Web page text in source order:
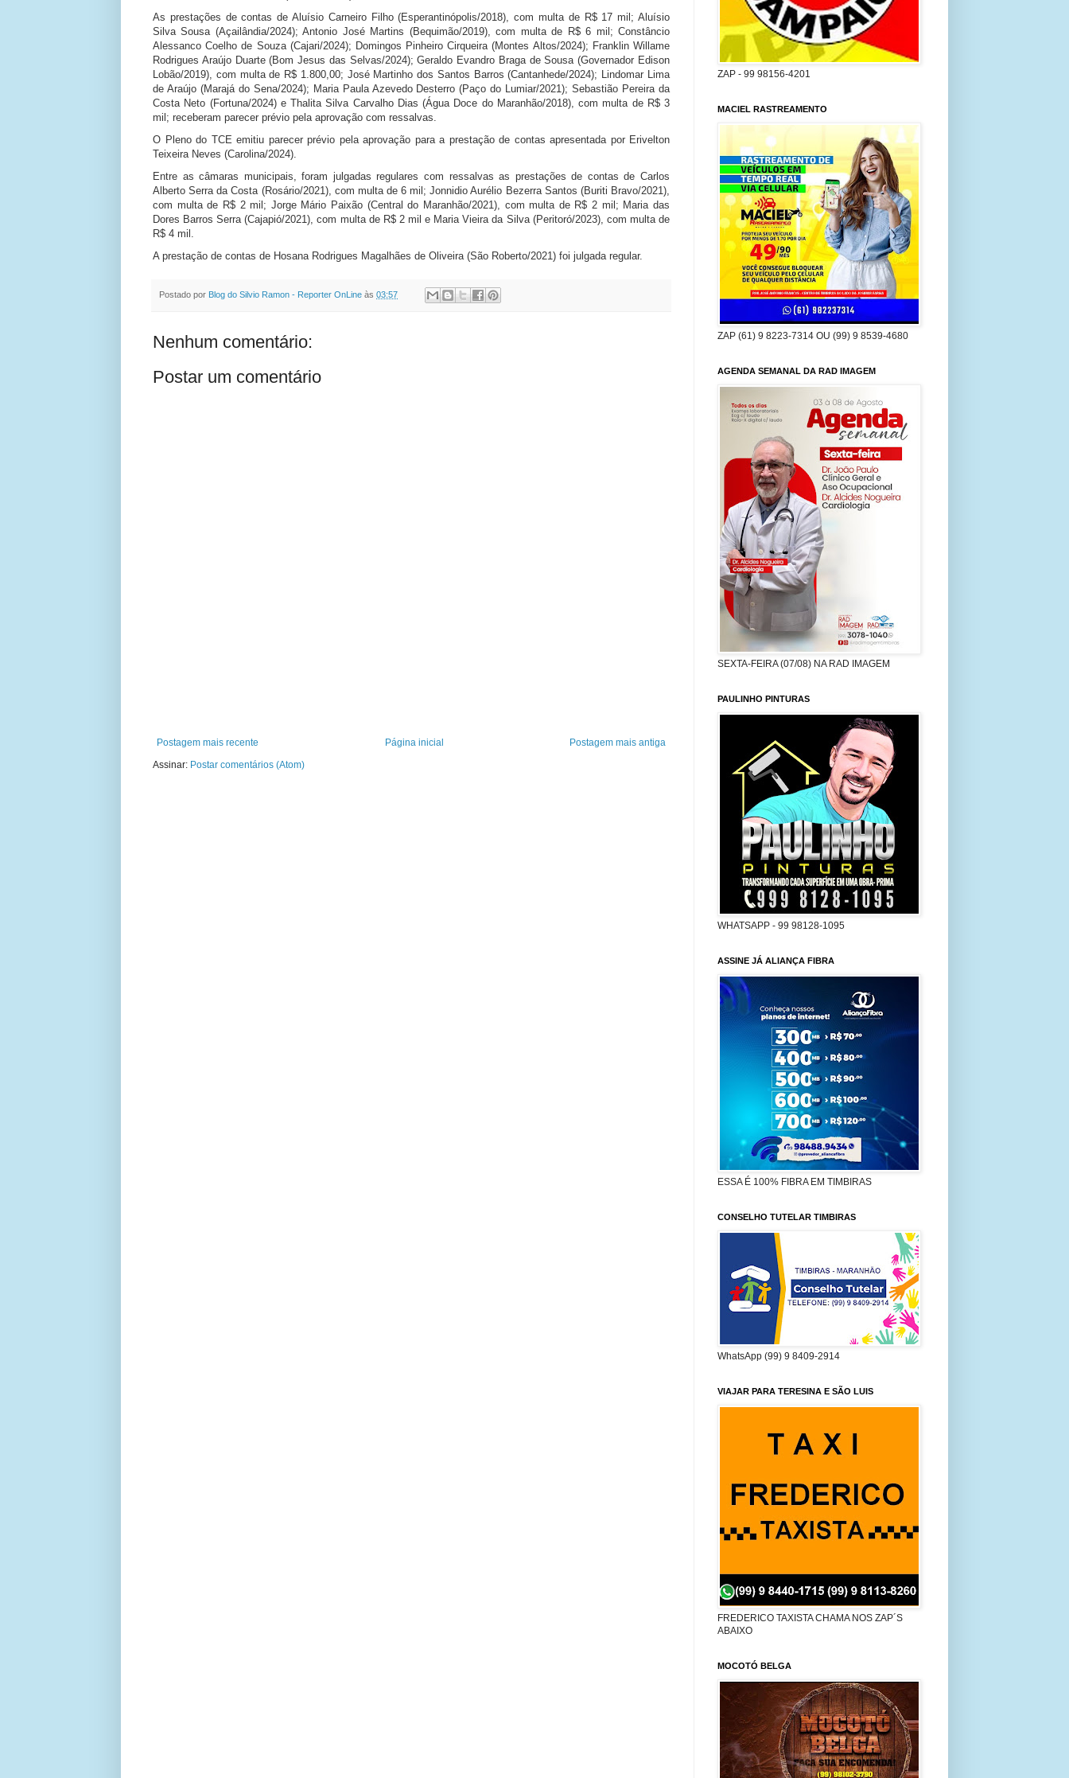
As prestações de contas de Aluísio Carneiro Filho (Esperantinópolis/2018), com multa de R$ 17 mil; Aluísio
Silva Sousa (Açailândia/2024); Antonio José Martins (Bequimão/2019), com multa de R$ 6 mil; Constâncio
Alessanco Coelho de Souza (Cajari/2024); Domingos Pinheiro Cirqueira (Montes Altos/2024); Franklin Willame
Rodrigues Araújo Duarte (Bom Jesus das Selvas/2024); Geraldo Evandro Braga de Sousa (Governador Edison
Lobão/2019), com multa de R$ 1.800,00; José Martinho dos Santos Barros (Cantanhede/2024); Lindomar Lima
de Araújo (Marajá do Sena/2024); Maria Paula Azevedo Desterro (Paço do Lumiar/2021); Sebastião Pereira da
Costa Neto (Fortuna/2024) e Thalita Silva Carvalho Dias (Água Doce do Maranhão/2018), com multa de R$ 3
mil; receberam parecer prévio pela aprovação com ressalvas.
O Pleno do TCE emitiu parecer prévio pela aprovação para a prestação de contas apresentada por Erivelton
Teixeira Neves (Carolina/2024).
Entre as câmaras municipais, foram julgadas regulares com ressalvas as prestações de contas de Carlos
Alberto Serra da Costa (Rosário/2021), com multa de 6 mil; Jonnidio Aurélio Bezerra Santos (Buriti Bravo/2021),
com multa de R$ 2 mil; Jorge Mário Paixão (Central do Maranhão/2021), com multa de R$ 2 mil; Maria das
Dores Barros Serra (Cajapió/2021), com multa de R$ 2 mil e Maria Vieira da Silva (Peritoró/2023), com multa de
R$ 4 mil.
A prestação de contas de Hosana Rodrigues Magalhães de Oliveira (São Roberto/2021) foi julgada regular.
Postado por Blog do Silvio Ramon - Reporter OnLine às 03:57
Nenhum comentário:
Postar um comentário
Postagem mais recente Postagem mais antiga
Página inicial
Assinar: Postar comentários (Atom)
ZAP - 99 98156-4201
MACIEL RASTREAMENTO
ZAP (61) 9 8223-7314 OU (99) 9 8539-4680
AGENDA SEMANAL DA RAD IMAGEM
SEXTA-FEIRA (07/08) NA RAD IMAGEM
PAULINHO PINTURAS
WHATSAPP - 99 98128-1095
ASSINE JÁ ALIANÇA FIBRA
ESSA É 100% FIBRA EM TIMBIRAS
CONSELHO TUTELAR TIMBIRAS
WhatsApp (99) 9 8409-2914
VIAJAR PARA TERESINA E SÃO LUIS
FREDERICO TAXISTA CHAMA NOS ZAP´S
ABAIXO
MOCOTÓ BELGA